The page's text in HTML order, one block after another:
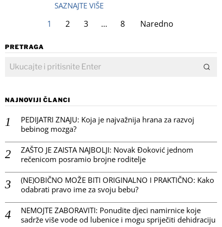
SAZNAJTE VIŠE
1 2 3 … 8 Naredno
PRETRAGA
NAJNOVIJI ČLANCI
PEDIJATRI ZNAJU: Koja je najvažnija hrana za razvoj
bebinog mozga?
ZAŠTO JE ZAISTA NAJBOLJI: Novak Đoković jednom
rečenicom posramio brojne roditelje
(NE)OBIČNO MOŽE BITI ORIGINALNO I PRAKTIČNO: Kako
odabrati pravo ime za svoju bebu?
NEMOJTE ZABORAVITI: Ponudite djeci namirnice koje
sadrže više vode od lubenice i mogu spriječiti dehidraciju